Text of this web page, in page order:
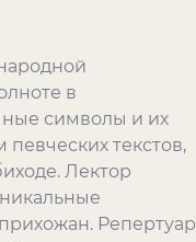
в
символы и их
текстов,
Лектор
Репертуар